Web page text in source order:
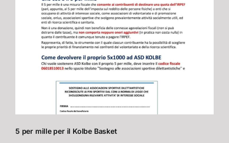
5 per mille per il Kolbe Basket